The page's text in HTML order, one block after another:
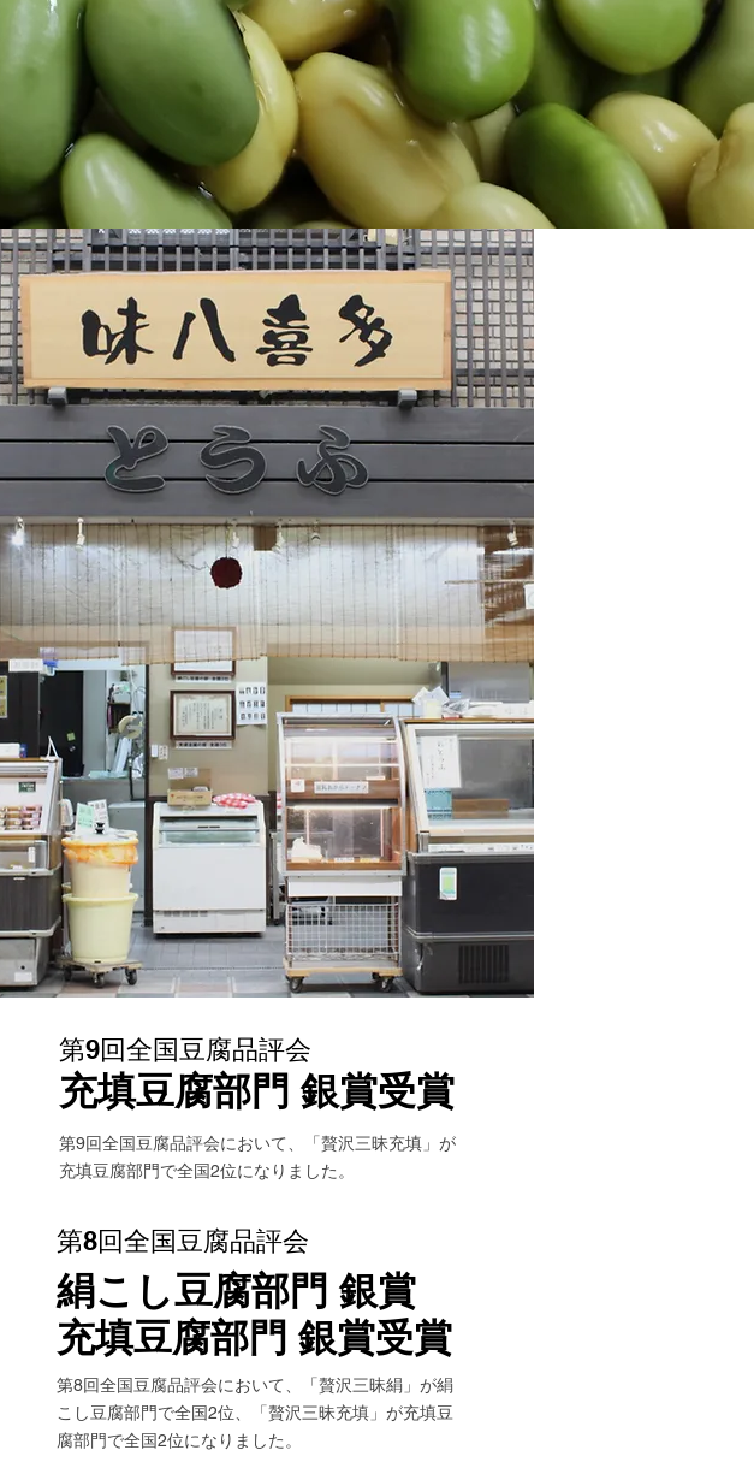
第8回全国豆腐品評会
絹こし豆腐部門 銀賞
​充填豆腐部門 銀賞受賞
第8回全国豆腐品評会において、「贅沢三昧絹」が絹
こし豆腐部門で全国2位、「贅沢三昧充填」が充填豆
腐部門で全国2位になりました。
第9回全国豆腐品評会
​充填豆腐部門 銀賞受賞
第9回全国豆腐品評会において、「贅沢三昧充填」が
充填豆腐部門で全国2位になりました。